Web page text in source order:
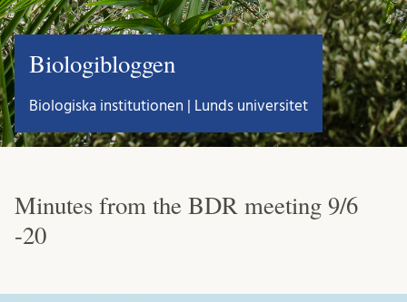
Biologibloggen
Biologiska institutionen | Lunds universitet
Minutes from the BDR meeting 9/6
-20